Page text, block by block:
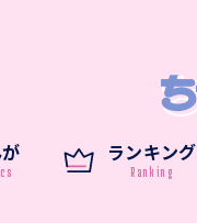
ランキング